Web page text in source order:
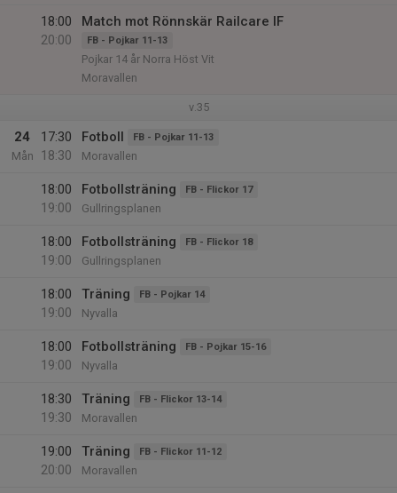
18:00
20:00
Match mot Rönnskär Railcare IF
FB - Pojkar 11-13
Pojkar 14 år Norra Höst Vit
Moravallen
v.35
24
Mån
17:30
18:30
Fotboll FB - Pojkar 11-13
Moravallen
18:00
19:00
Fotbollsträning FB - Flickor 17
Gullringsplanen
18:00
19:00
Fotbollsträning FB - Flickor 18
Gullringsplanen
18:00
19:00
Träning FB - Pojkar 14
Nyvalla
18:00
19:00
Fotbollsträning FB - Pojkar 15-16
Nyvalla
18:30
19:30
Träning FB - Flickor 13-14
Moravallen
19:00
20:00
Träning FB - Flickor 11-12
Moravallen